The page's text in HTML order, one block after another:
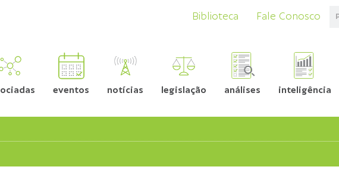
Biblioteca Fale Conosco
eventos notícias legislação análises inteligência